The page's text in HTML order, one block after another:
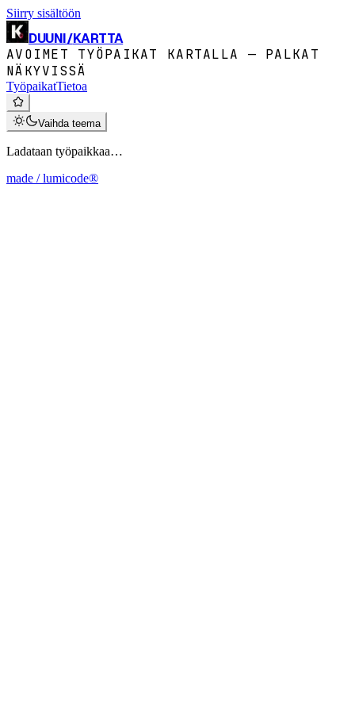
Siirry sisältöön
DUUNI/KARTTA
AVOIMET TYÖPAIKAT KARTALLA — PALKAT
NÄKYVISSÄ
TyöpaikatTietoa
Vaihda teema
Ladataan työpaikkaa…
made / lumicode®